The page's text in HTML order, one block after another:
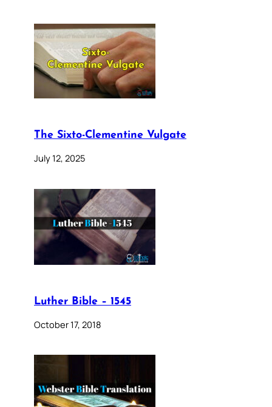
The Sixto-Clementine Vulgate
July 12, 2025
Luther Bible – 1545
October 17, 2018